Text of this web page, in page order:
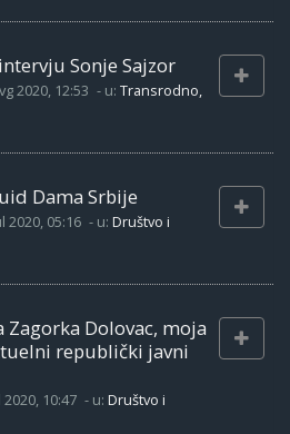
Sonje Sajzor
2020, 12:53 - u: Transrodno,
Dama Srbije
2020, 05:16 - u: Društvo i
Zagorka Dolovac, moja
republički javni
2020, 10:47 - u: Društvo i